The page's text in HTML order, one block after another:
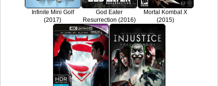
Infinite Mini Golf
(2017)
God Eater
Resurrection (2016)
Mortal Kombat X
(2015)